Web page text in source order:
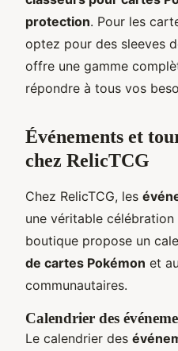
protection. Pour les
optez pour des sleeves
offre une gamme
répondre à tous vos
Événements et
chez RelicTCG
Chez RelicTCG, les
une véritable célébration
boutique propose un
de cartes Pokémon et
communautaires.
Calendrier des
Le calendrier des